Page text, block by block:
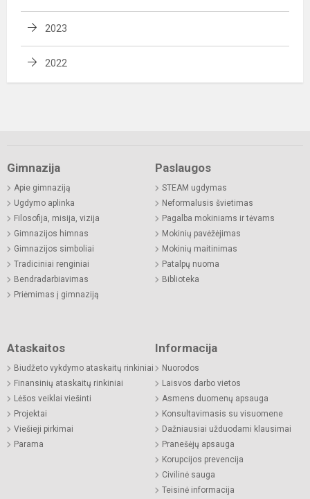
2023
2022
Gimnazija
Apie gimnaziją
Ugdymo aplinka
Filosofija, misija, vizija
Gimnazijos himnas
Gimnazijos simboliai
Tradiciniai renginiai
Bendradarbiavimas
Priėmimas į gimnaziją
Paslaugos
STEAM ugdymas
Neformalusis švietimas
Pagalba mokiniams ir tėvams
Mokinių pavėžėjimas
Mokinių maitinimas
Patalpų nuoma
Biblioteka
Ataskaitos
Biudžeto vykdymo ataskaitų rinkiniai
Finansinių ataskaitų rinkiniai
Lėšos veiklai viešinti
Projektai
Viešieji pirkimai
Parama
Informacija
Nuorodos
Laisvos darbo vietos
Asmens duomenų apsauga
Konsultavimasis su visuomene
Dažniausiai užduodami klausimai
Pranešėjų apsauga
Korupcijos prevencija
Civilinė sauga
Teisinė informacija